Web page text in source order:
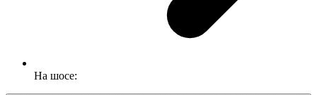
На шосе: